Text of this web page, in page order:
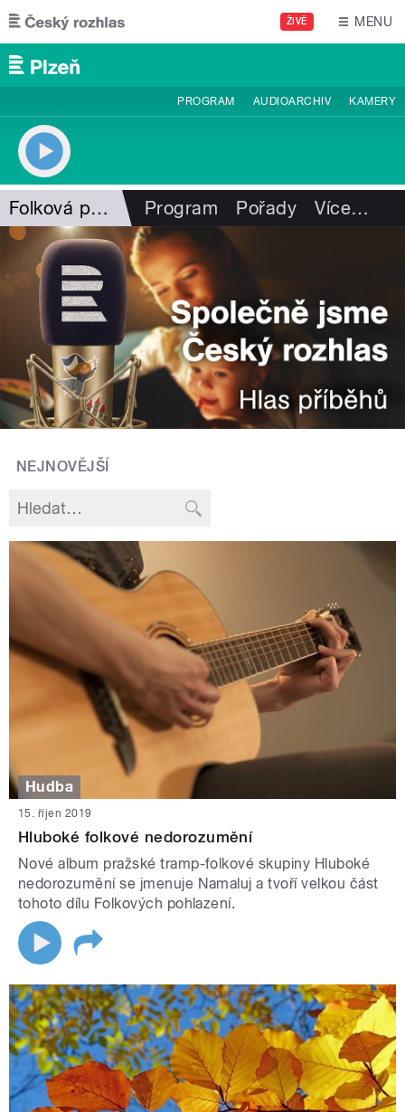
Přejít k hlavnímu obsahu
ŽIVĚ MENU
PROGRAM AUDIOARCHIV KAMERY
Folková pohlazení Program Pořady Více…
NEJNOVĚJŠÍ
Hudba
15. říjen 2019
Hluboké folkové nedorozumění
Nové album pražské tramp-folkové skupiny Hluboké
nedorozumění se jmenuje Namaluj a tvoří velkou část
tohoto dílu Folkových pohlazení.